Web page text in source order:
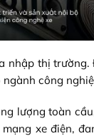
nhập thị
công
lượng toàn
xe điện,